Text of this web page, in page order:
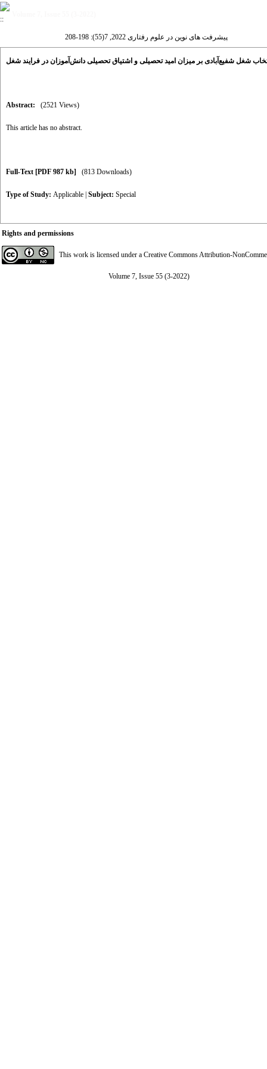
پیشرفت های نوین در علوم رفتاری 2022, 7(55): 198-208
شغل شفیع‌آبادی بر میزان امید تحصیلی و اشتیاق تحصیلی دانش‌آموزان در فرایند شغل
Abstract: (2521 Views)
This article has no abstract.
Full-Text [PDF 987 kb] (813 Downloads)
Type of Study: Applicable Subject: Special
Rights and permissions
This work is licensed under a Creative Commons Attribution-
Volume 7, Issue 55 (3-2022)